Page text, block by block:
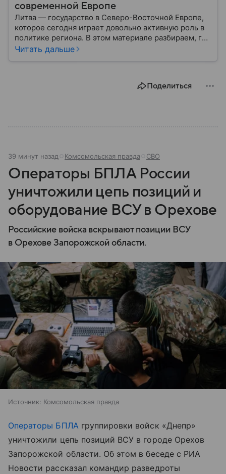
современной Европе
Литва — государство в Северо-Восточной Европе,
которое сегодня играет довольно активную роль в
политике региона. В этом материале разбираем, где
находится Литва, как она формировалась
Читать дальше
Поделиться
39 минут назад Комсомольская правда СВО
Операторы БПЛА России
уничтожили цепь позиций и
оборудование ВСУ в Орехове
Российские войска вскрывают позиции ВСУ
в Орехове Запорожской области.
Источник: Комсомольская правда
Операторы БПЛАгруппировки войск «Днепр»
уничтожили цепь позиций ВСУ в городе Орехов
Запорожской области. Об этом в беседе с РИА
Новости рассказал командир разведроты